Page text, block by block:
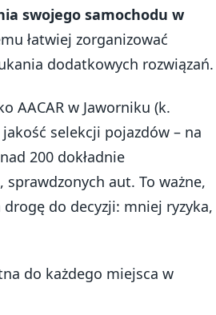
swojego samochodu w
łatwiej zorganizować
dodatkowych rozwiązań.
AACAR w Jaworniku (k.
selekcji pojazdów – na
200 dokładnie
aut. To ważne,
do decyzji: mniej ryzyka,
do każdego miejsca w